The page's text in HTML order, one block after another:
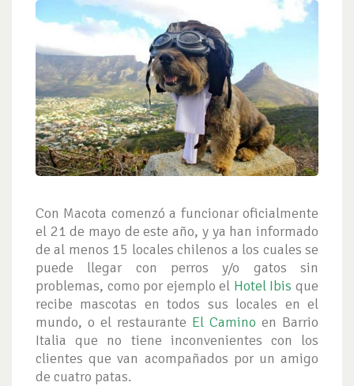
Con Macota comenzó a funcionar oficialmente
el 21 de mayo de este año, y ya han informado
de al menos 15 locales chilenos a los cuales se
puede llegar con perros y/o gatos sin
problemas, como por ejemplo el Hotel Ibis que
recibe mascotas en todos sus locales en el
mundo, o el restaurante El Camino en Barrio
Italia que no tiene inconvenientes con los
clientes que van acompañados por un amigo
de cuatro patas.